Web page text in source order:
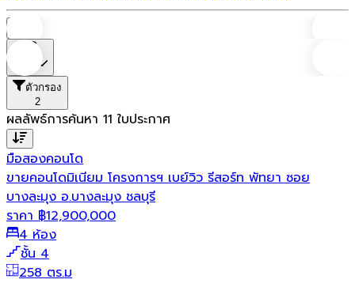
ตัวกรอง
2
ผลลัพธ์การค้นหา 11 ใบประกาศ
มือสองคอนโด
ขายคอนโดมิเนียม โครงการฯ เบย์วิว รีสอร์ท พัทยา ซอย
บางละมุง อ.บางละมุง ชลบุรี
ราคา ฿12,900,000
4 ห้อง
ชั้น 4
258 ตร.ม